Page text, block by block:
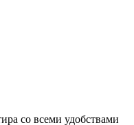
со всеми удобствами